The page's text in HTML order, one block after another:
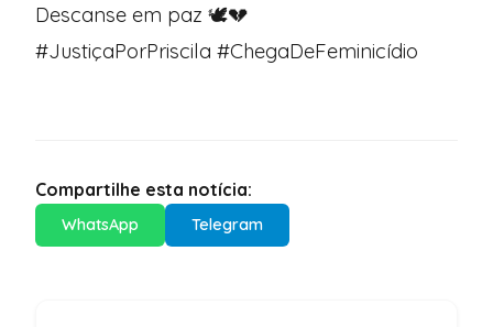
Descanse em paz 🕊️💔
#JustiçaPorPriscila #ChegaDeFeminicídio
Compartilhe esta notícia:
WhatsApp Telegram